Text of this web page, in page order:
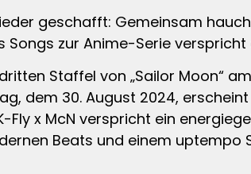
geschafft: Gemeinsam
Songs zur Anime-Serie
Staffel von „Sailor Moon“
dem 30. August 2024,
Fly x McN verspricht ein
Beats und einem uptempo